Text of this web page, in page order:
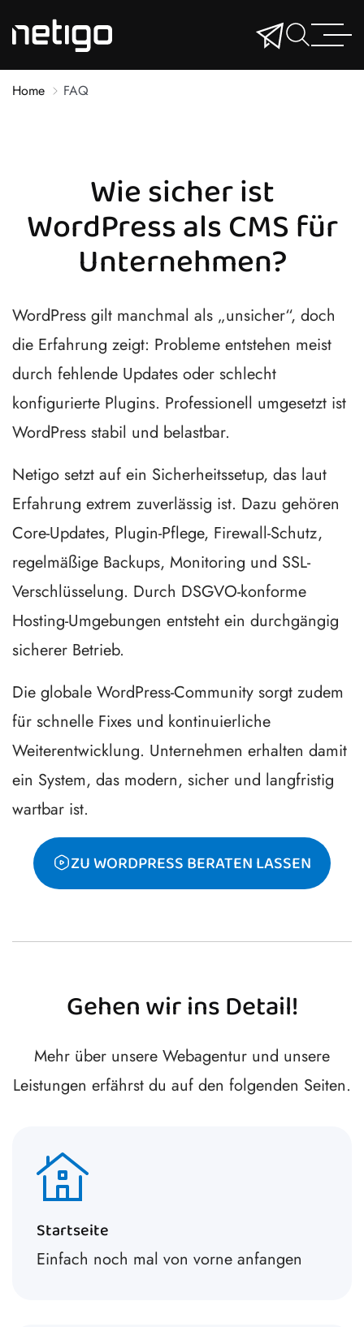
Home FAQ
Wie sicher ist
WordPress als CMS für
Unternehmen?
WordPress gilt manchmal als „unsicher“, doch
die Erfahrung zeigt: Probleme entstehen meist
durch fehlende Updates oder schlecht
konfigurierte Plugins. Professionell umgesetzt ist
WordPress stabil und belastbar.
Netigo setzt auf ein Sicherheitssetup, das laut
Erfahrung extrem zuverlässig ist. Dazu gehören
Core-Updates, Plugin-Pflege, Firewall-Schutz,
regelmäßige Backups, Monitoring und SSL-
Verschlüsselung. Durch DSGVO-konforme
Hosting-Umgebungen entsteht ein durchgängig
sicherer Betrieb.
Die globale WordPress-Community sorgt zudem
für schnelle Fixes und kontinuierliche
Weiterentwicklung. Unternehmen erhalten damit
ein System, das modern, sicher und langfristig
wartbar ist.
ZU WORDPRESS BERATEN LASSEN
Gehen wir ins Detail!
Mehr über unsere Webagentur und unsere
Leistungen erfährst du auf den folgenden Seiten.
Startseite
Einfach noch mal von vorne anfangen